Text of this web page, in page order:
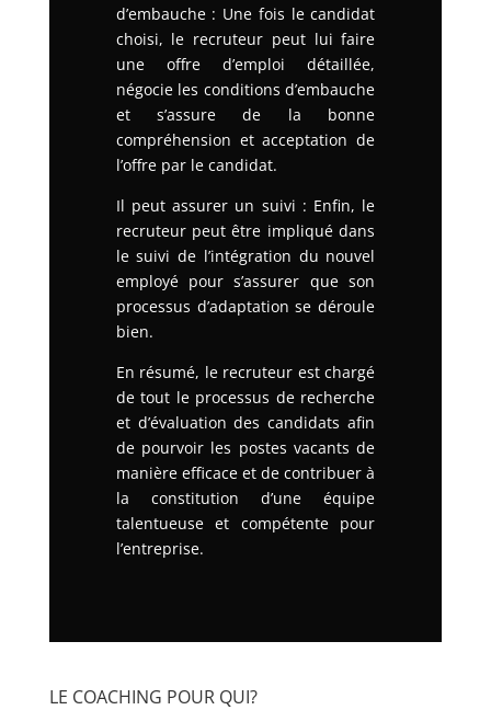
d’embauche : Une fois le candidat
choisi, le recruteur peut lui faire
une offre d’emploi détaillée,
négocie les conditions d’embauche
et s’assure de la bonne
compréhension et acceptation de
l’offre par le candidat.
Il peut assurer un suivi : Enfin, le
recruteur peut être impliqué dans
le suivi de l’intégration du nouvel
employé pour s’assurer que son
processus d’adaptation se déroule
bien.
En résumé, le recruteur est chargé
de tout le processus de recherche
et d’évaluation des candidats afin
de pourvoir les postes vacants de
manière efficace et de contribuer à
la constitution d’une équipe
talentueuse et compétente pour
l’entreprise.
LE COACHING POUR QUI?